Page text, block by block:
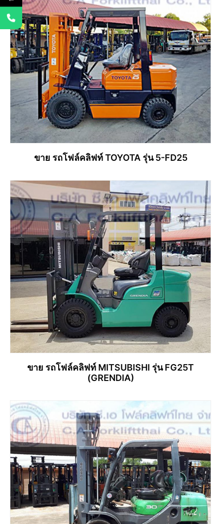
ขาย รถโฟล์คลิฟท์ TOYOTA รุ่น 5-FD25
อ่านเพิ่ม
ขาย รถโฟล์คลิฟท์ MITSUBISHI รุ่น FG25T
(GRENDIA)
อ่านเพิ่ม